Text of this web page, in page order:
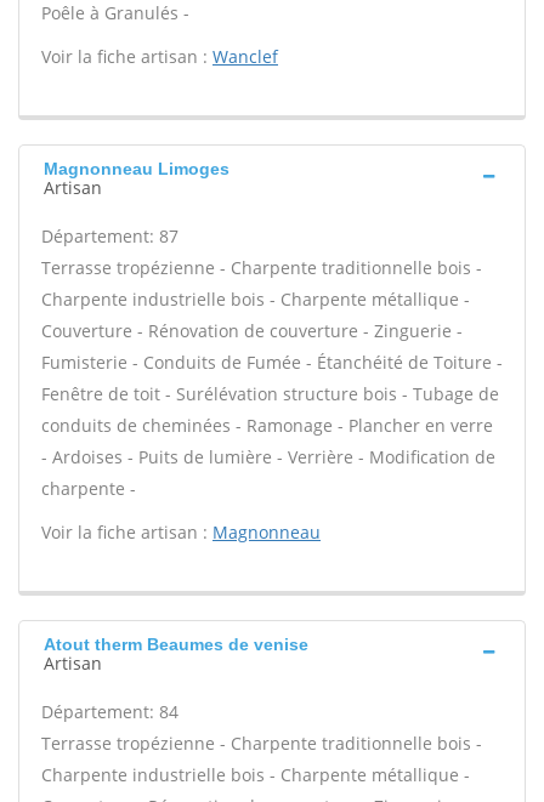
Poêle à Granulés -
Voir la fiche artisan : Wanclef
Magnonneau Limoges
Artisan
Département: 87
Terrasse tropézienne - Charpente traditionnelle bois -
Charpente industrielle bois - Charpente métallique -
Couverture - Rénovation de couverture - Zinguerie -
Fumisterie - Conduits de Fumée - Étanchéité de Toiture -
Fenêtre de toit - Surélévation structure bois - Tubage de
conduits de cheminées - Ramonage - Plancher en verre
- Ardoises - Puits de lumière - Verrière - Modification de
charpente -
Voir la fiche artisan : Magnonneau
Atout therm Beaumes de venise
Artisan
Département: 84
Terrasse tropézienne - Charpente traditionnelle bois -
Charpente industrielle bois - Charpente métallique -